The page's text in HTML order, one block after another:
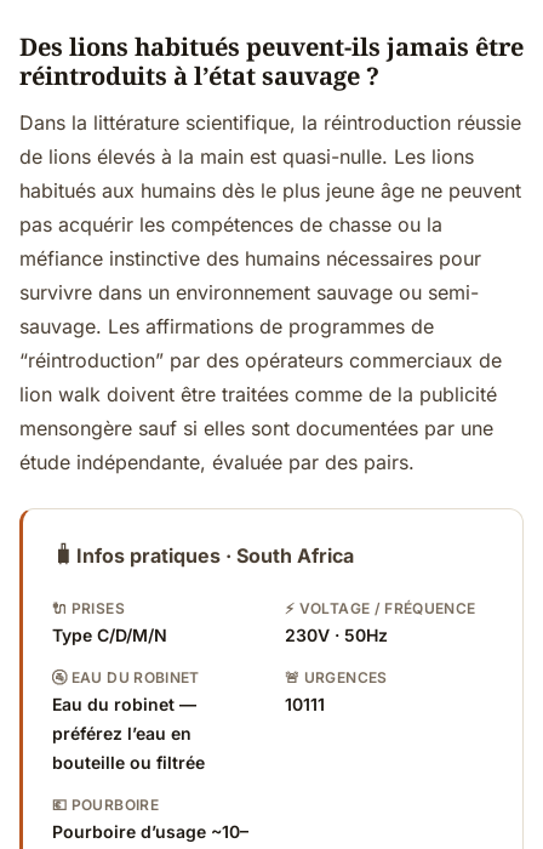
Des lions habitués peuvent-ils jamais être
réintroduits à l’état sauvage ?
Dans la littérature scientifique, la réintroduction réussie
de lions élevés à la main est quasi-nulle. Les lions
habitués aux humains dès le plus jeune âge ne peuvent
pas acquérir les compétences de chasse ou la
méfiance instinctive des humains nécessaires pour
survivre dans un environnement sauvage ou semi-
sauvage. Les affirmations de programmes de
“réintroduction” par des opérateurs commerciaux de
lion walk doivent être traitées comme de la publicité
mensongère sauf si elles sont documentées par une
étude indépendante, évaluée par des pairs.
🧳 Infos pratiques · South Africa
🔌 PRISES
Type C/D/M/N
⚡ VOLTAGE / FRÉQUENCE
230V · 50Hz
🚰 EAU DU ROBINET
Eau du robinet —
préférez l’eau en
bouteille ou filtrée
🚨 URGENCES
10111
💶 POURBOIRE
Pourboire d’usage ~10–